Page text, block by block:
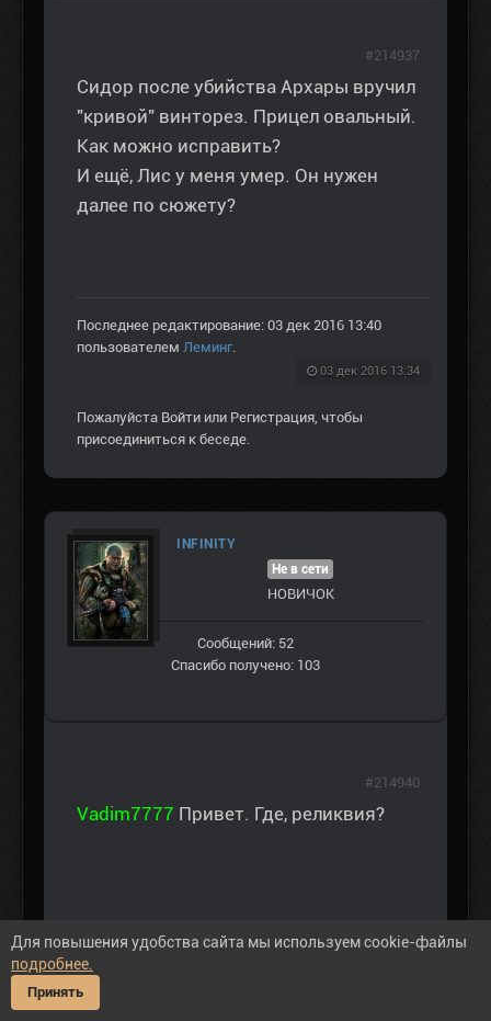
Сидор после убийства Архары вручил
"кривой" винторез. Прицел овальный.
Как можно исправить?
И ещё, Лис у меня умер. Он нужен
далее по сюжету?
Последнее редактирование: 03 дек 2016 13:40
пользователем Леминг.
03 дек 2016 13:34
#214937
Пожалуйста Войти или Регистрация, чтобы
присоединиться к беседе.
INFINITY
Не в сети
НОВИЧОК
Сообщений: 52
Спасибо получено: 103
Vadim7777 Привет. Где, реликвия?
Последнее редактирование: 03 дек 2016 15:18
пользователем
#214940
Для повышения удобства сайта мы используем cookie-файлы
подробнее.
Принять